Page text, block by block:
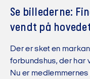
Se billederne:
vendt på
Der er sket en
forbundshus, der har
Nu er